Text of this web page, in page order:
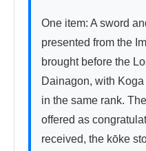
One item: A sword
presented from the
brought before the
Dainagon, with
in the same rank.
offered as
received, the kōke